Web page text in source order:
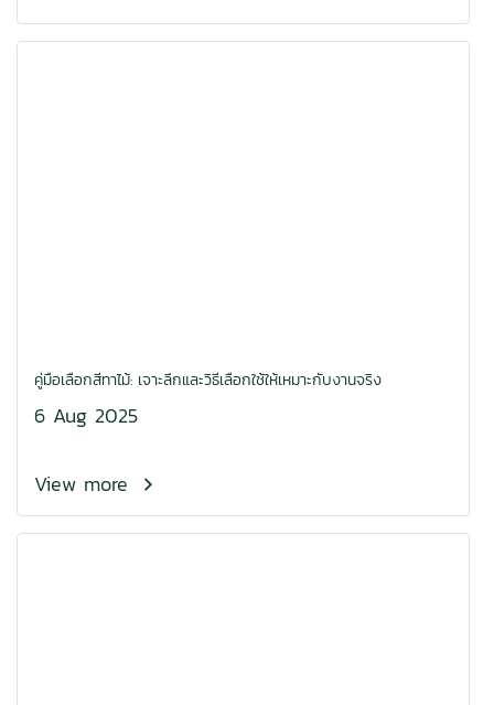
คู่มือเลือกสีทาไม้: เจาะลึกและวิธีเลือกใช้ให้เหมาะกับงานจริง
6 Aug 2025
View more